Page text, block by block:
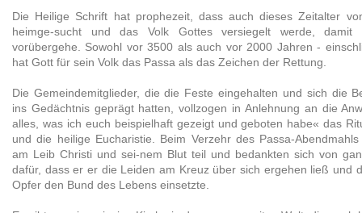
Die Heilige Schrift hat prophezeit, dass auch dieses Zeitalter
heimge-sucht und das Volk Gottes versiegelt werde,
vorübergehe. Sowohl vor 3500 als auch vor 2000 Jahren -
hat Gott für sein Volk das Passa als das Zeichen der Rettung.
Die Gemeindemitglieder, die die Feste eingehalten und sich die
ins Gedächtnis geprägt hatten, vollzogen in Anlehnung an die
alles, was ich euch beispielhaft gezeigt und geboten habe« das
und die heilige Eucharistie. Beim Verzehr des Passa-
am Leib Christi und sei-nem Blut teil und bedankten sich von
dafür, dass er er die Leiden am Kreuz über sich ergehen ließ und
Opfer den Bund des Lebens einsetzte.